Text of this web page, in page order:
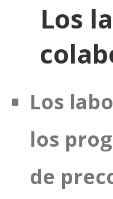
Los
Los
los
de